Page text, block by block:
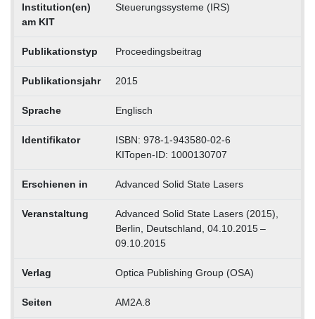
Institution(en)
am KIT
Steuerungssysteme (IRS)
Publikationstyp Proceedingsbeitrag
Publikationsjahr 2015
Sprache Englisch
Identifikator
ISBN: 978-1-943580-02-6
KITopen-ID: 1000130707
Erschienen in Advanced Solid State Lasers
Veranstaltung
Advanced Solid State Lasers (2015),
Berlin, Deutschland, 04.10.2015 –
09.10.2015
Verlag Optica Publishing Group (OSA)
Seiten AM2A.8